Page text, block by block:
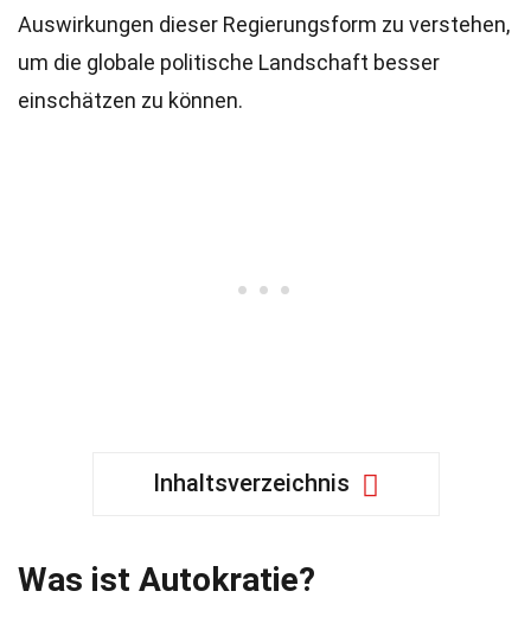
Auswirkungen dieser Regierungsform zu verstehen,
um die globale politische Landschaft besser
einschätzen zu können.
Inhaltsverzeichnis
Was ist Autokratie?